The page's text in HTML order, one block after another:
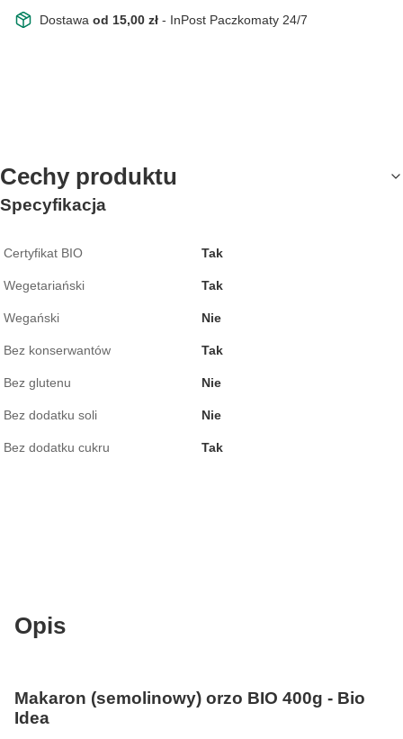
Dostawa od 15,00 zł - InPost Paczkomaty 24/7
Cechy produktu
Specyfikacja
Certyfikat BIO Tak
Wegetariański Tak
Wegański Nie
Bez konserwantów Tak
Bez glutenu Nie
Bez dodatku soli Nie
Bez dodatku cukru Tak
Opis
Makaron (semolinowy) orzo BIO 400g - Bio
Idea